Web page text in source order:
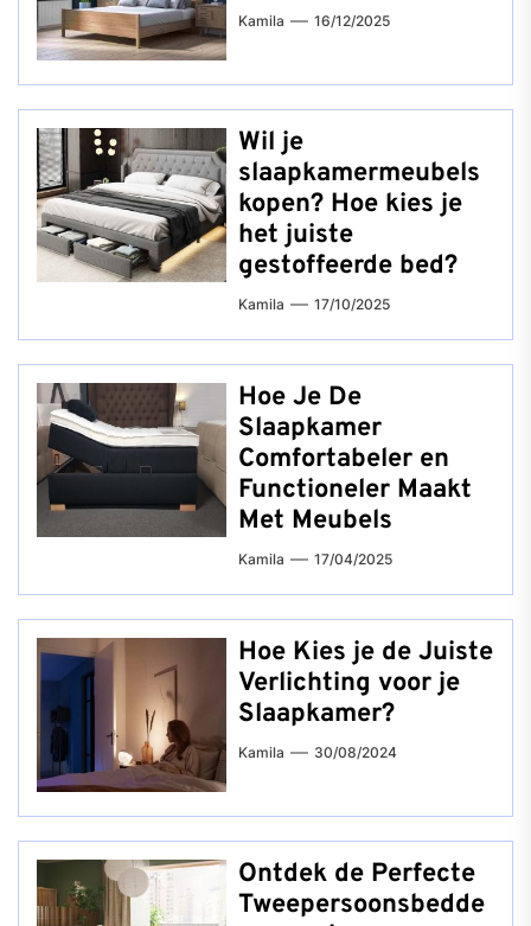
Kamila 16/12/2025
Wil je
slaapkamermeubels
kopen? Hoe kies je
het juiste
gestoffeerde bed?
Kamila 17/10/2025
Hoe Je De
Slaapkamer
Comfortabeler en
Functioneler Maakt
Met Meubels
Kamila 17/04/2025
Hoe Kies je de Juiste
Verlichting voor je
Slaapkamer?
Kamila 30/08/2024
Ontdek de Perfecte
Tweepersoonsbedde